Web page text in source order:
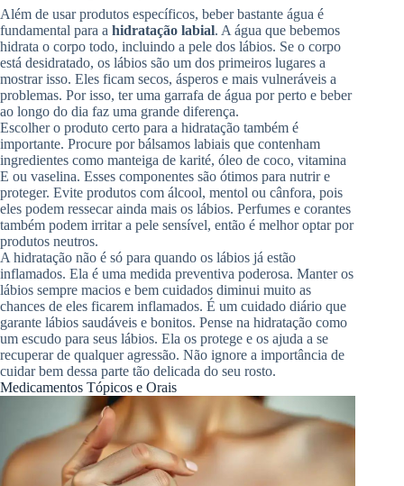
Além de usar produtos específicos, beber bastante água é
fundamental para a hidratação labial. A água que bebemos
hidrata o corpo todo, incluindo a pele dos lábios. Se o corpo
está desidratado, os lábios são um dos primeiros lugares a
mostrar isso. Eles ficam secos, ásperos e mais vulneráveis a
problemas. Por isso, ter uma garrafa de água por perto e beber
ao longo do dia faz uma grande diferença.
Escolher o produto certo para a hidratação também é
importante. Procure por bálsamos labiais que contenham
ingredientes como manteiga de karité, óleo de coco, vitamina
E ou vaselina. Esses componentes são ótimos para nutrir e
proteger. Evite produtos com álcool, mentol ou cânfora, pois
eles podem ressecar ainda mais os lábios. Perfumes e corantes
também podem irritar a pele sensível, então é melhor optar por
produtos neutros.
A hidratação não é só para quando os lábios já estão
inflamados. Ela é uma medida preventiva poderosa. Manter os
lábios sempre macios e bem cuidados diminui muito as
chances de eles ficarem inflamados. É um cuidado diário que
garante lábios saudáveis e bonitos. Pense na hidratação como
um escudo para seus lábios. Ela os protege e os ajuda a se
recuperar de qualquer agressão. Não ignore a importância de
cuidar bem dessa parte tão delicada do seu rosto.
Medicamentos Tópicos e Orais